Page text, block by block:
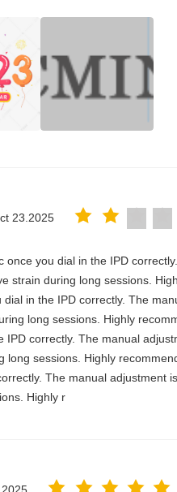
23.2025
once you dial in the IPD
strain during long sessions.
in the IPD correctly. The
long sessions. Highly
IPD correctly. The manual
long sessions. Highly
The manual adjustment
Highly r